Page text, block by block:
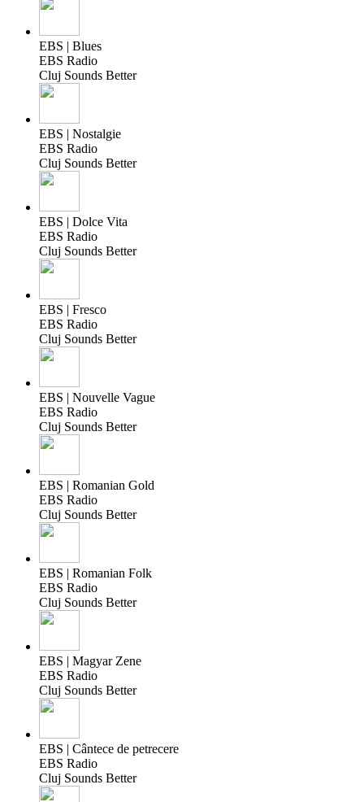
EBS | Blues
EBS Radio
Cluj Sounds Better
EBS | Nostalgie
EBS Radio
Cluj Sounds Better
EBS | Dolce Vita
EBS Radio
Cluj Sounds Better
EBS | Fresco
EBS Radio
Cluj Sounds Better
EBS | Nouvelle Vague
EBS Radio
Cluj Sounds Better
EBS | Romanian Gold
EBS Radio
Cluj Sounds Better
EBS | Romanian Folk
EBS Radio
Cluj Sounds Better
EBS | Magyar Zene
EBS Radio
Cluj Sounds Better
EBS | Cântece de petrecere
EBS Radio
Cluj Sounds Better